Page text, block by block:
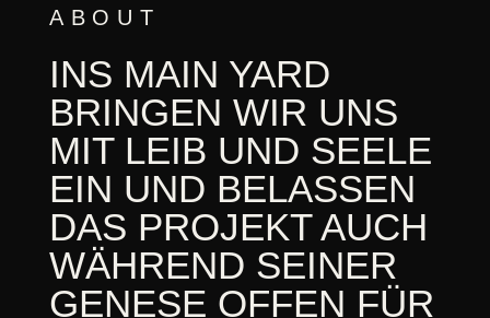
ABOUT
INS MAIN YARD
BRINGEN WIR UNS
MIT LEIB UND SEELE
EIN UND BELASSEN
DAS PROJEKT AUCH
WÄHREND SEINER
GENESE OFFEN FÜR